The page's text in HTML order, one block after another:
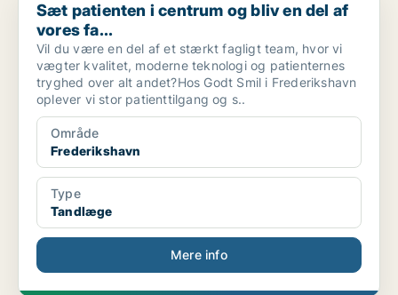
Sæt patienten i centrum og bliv en del af
vores fa...
Vil du være en del af et stærkt fagligt team, hvor vi
vægter kvalitet, moderne teknologi og patienternes
tryghed over alt andet?Hos Godt Smil i Frederikshavn
oplever vi stor patienttilgang og s..
Område
Frederikshavn
Type
Tandlæge
Mere info